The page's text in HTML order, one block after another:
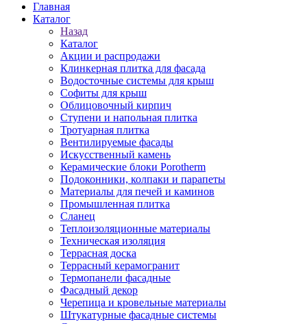
Главная
Каталог
Назад
Каталог
Акции и распродажи
Клинкерная плитка для фасада
Водосточные системы для крыш
Софиты для крыш
Облицовочный кирпич
Ступени и напольная плитка
Тротуарная плитка
Вентилируемые фасады
Искусственный камень
Керамические блоки Porotherm
Подоконники, колпаки и парапеты
Материалы для печей и каминов
Промышленная плитка
Сланец
Теплоизоляционные материалы
Техническая изоляция
Террасная доска
Террасный керамогранит
Термопанели фасадные
Фасадный декор
Черепица и кровельные материалы
Штукатурные фасадные системы